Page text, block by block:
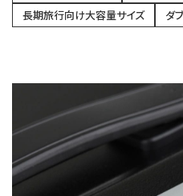
長期旅行向け大容量サイズ
ダ